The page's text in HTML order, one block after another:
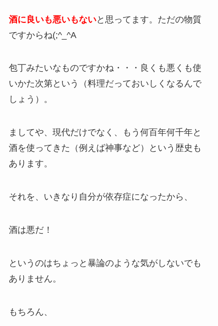
酒に良いも悪いもないと思ってます。ただの物質
ですからね(;^_^A
包丁みたいなものですかね・・・良くも悪くも使
いかた次第という（料理だっておいしくなるんで
しょう）。
ましてや、現代だけでなく、もう何百年何千年と
酒を使ってきた（例えば神事など）という歴史も
あります。
それを、いきなり自分が依存症になったから、
酒は悪だ！
というのはちょっと暴論のような気がしないでも
ありません。
もちろん、